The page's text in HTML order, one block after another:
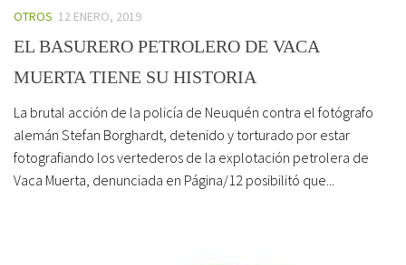
OTROS 12 ENERO, 2019
EL BASURERO PETROLERO DE VACA
MUERTA TIENE SU HISTORIA
La brutal acción de la policía de Neuquén contra el fotógrafo
alemán Stefan Borghardt, detenido y torturado por estar
fotografiando los vertederos de la explotación petrolera de
Vaca Muerta, denunciada en Página/12 posibilitó que...